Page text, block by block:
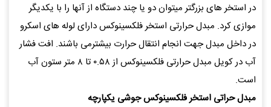
در استخر های بزرگتر میتوان دو یا چند دستگاه از آنها را با یکدیگر
موازی کرد. مبدل حرارتی استخر فلکسینوکس دارای لوله های اسکرو
در داخل مبدل جهت انجام انتقال حرارت بیشترمی باشند. افت فشار
آب در کویل مبدل حرارتی فلکسینوکس از ۰.۵۸ تا ۸ متر ستون آب
است.
مبدل حراتی استخر فلکسینوکس جوشی یکپارچه